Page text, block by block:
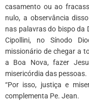
casamento ou ao
nulo, a observância
nas palavras do bispo da
Cipollini, no Sínodo
missionário de chegar a
a Boa Nova, fazer
misericórdia das pessoas.
“Por isso, justiça e
complementa Pe. Jean.